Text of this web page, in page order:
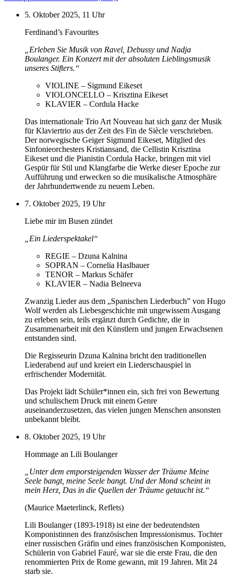
5. Oktober 2025, 11 Uhr
Ferdinand’s Favourites
„Erleben Sie Musik von Ravel, Debussy und Nadja
Boulanger. Ein Konzert mit der absoluten Lieblingsmusik
unseres Stifters.“
VIOLINE – Sigmund Eikeset
VIOLONCELLO – Krisztina Eikeset
KLAVIER – Cordula Hacke
Das internationale Trio Art Nouveau hat sich ganz der Musik
für Klaviertrio aus der Zeit des Fin de Siècle verschrieben.
Der norwegische Geiger Sigmund Eikeset, Mitglied des
Sinfonieorchesters Kristiansand, die Cellistin Krisztina
Eikeset und die Pianistin Cordula Hacke, bringen mit viel
Gespür für Stil und Klangfarbe die Werke dieser Epoche zur
Aufführung und erwecken so die musikalische Atmosphäre
der Jahrhundertwende zu neuem Leben.
7. Oktober 2025, 19 Uhr
Liebe mir im Busen zündet
„Ein Liederspektakel“
REGIE – Dzuna Kalnina
SOPRAN – Cornelia Haslbauer
TENOR – Markus Schäfer
KLAVIER – Nadia Belneeva
Zwanzig Lieder aus dem „Spanischen Liederbuch” von Hugo
Wolf werden als Liebesgeschichte mit ungewissem Ausgang
zu erleben sein, teils ergänzt durch Gedichte, die in
Zusammenarbeit mit den Künstlern und jungen Erwachsenen
entstanden sind.
Die Regisseurin Dzuna Kalnina bricht den traditionellen
Liederabend auf und kreiert ein Liederschauspiel in
erfrischender Modernität.
Das Projekt lädt Schüler*innen ein, sich frei von Bewertung
und schulischem Druck mit einem Genre
auseinanderzusetzen, das vielen jungen Menschen ansonsten
unbekannt bleibt.
8. Oktober 2025, 19 Uhr
Hommage an Lili Boulanger
„Unter dem emporsteigenden Wasser der Träume Meine
Seele bangt, meine Seele bangt. Und der Mond scheint in
mein Herz, Das in die Quellen der Träume getaucht ist.“
(Maurice Maeterlinck, Reflets)
Lili Boulanger (1893-1918) ist eine der bedeutendsten
Komponistinnen des französischen Impressionismus. Tochter
einer russischen Gräfin und eines französischen Komponisten,
Schülerin von Gabriel Fauré, war sie die erste Frau, die den
renommierten Prix de Rome gewann, mit 19 Jahren. Mit 24
starb sie.